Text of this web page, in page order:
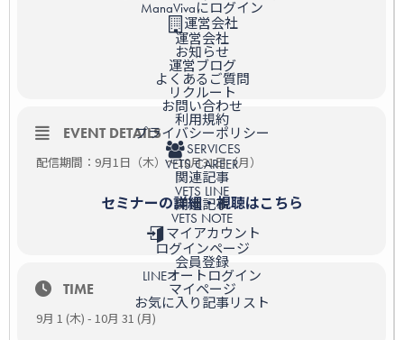
ManaVivaにログイン
運営会社
運営会社
お知らせ
運営ブログ
よくあるご質問
リクルート
お問い合わせ
利用規約
プライバシーポリシー
SERVICES
VETS CAREER
関連記事
VETS LINE
関連記事
VETS NOTE
マイアカウント
ログインページ
会員登録
LINEオートログイン
マイページ
お気に入り記事リスト
EVENT DETAILS
配信期間：9月1日（木）～10月31日（月）
セミナーの詳細・視聴はこちら
TIME
9月 1 (木) - 10月 31 (月)